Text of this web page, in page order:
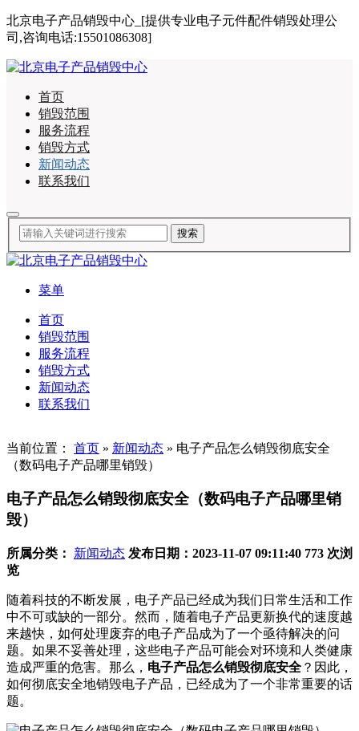
北京电子产品销毁中心_[提供专业电子元件配件销毁处理公
司,咨询电话:15501086308]
首页
销毁范围
服务流程
销毁方式
新闻动态
联系我们
菜单
首页
销毁范围
服务流程
销毁方式
新闻动态
联系我们
当前位置： 首页 » 新闻动态 » 电子产品怎么销毁彻底安全
（数码电子产品哪里销毁）
电子产品怎么销毁彻底安全（数码电子产品哪里销
毁）
所属分类： 新闻动态 发布日期：2023-11-07 09:11:40 773 次浏
览
随着科技的不断发展，电子产品已经成为我们日常生活和工作
中不可或缺的一部分。然而，随着电子产品更新换代的速度越
来越快，如何处理废弃的电子产品成为了一个亟待解决的问
题。如果不妥善处理，这些电子产品可能会对环境和人类健康
造成严重的危害。那么， 电子产品怎么销毁彻底安全 ？因此，
如何彻底安全地销毁电子产品，已经成为了一个非常重要的话
题。